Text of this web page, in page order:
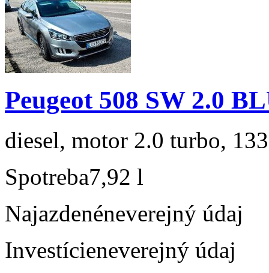
Peugeot 508 SW 2.0
diesel, motor 2.0 turbo,
Spotreba7,92 l
Najazdenéneverejný údaj
Investícieneverejný údaj